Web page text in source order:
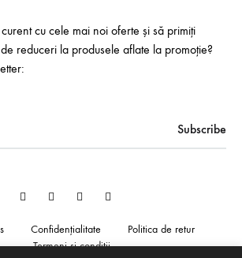
cu cele mai noi oferte și să primiți
reduceri la produsele aflate la promoție?
FacebookYouTube Pinterest
Confidențialitate
Politica de retur
Termeni și condiții